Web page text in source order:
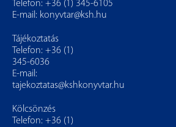
Telefon: +36 (1) 345-6105
E-mail: konyvtar@ksh.hu
Tájékoztatás
Telefon: +36 (1)
345-6036
E-mail:
tajekoztatas@kshkonyvtar.hu
Kölcsönzés
Telefon: +36 (1)